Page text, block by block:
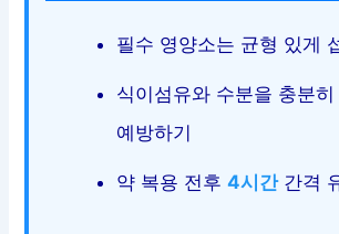
필수 영양소는 균형 있게
식이섬유와 수분을 충분
예방하기
약 복용 전후4시간간격